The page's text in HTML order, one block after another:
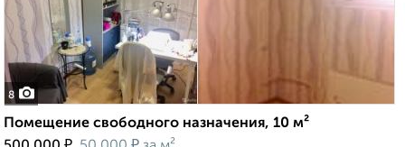
8
Помещение свободного назначения, 10 м²